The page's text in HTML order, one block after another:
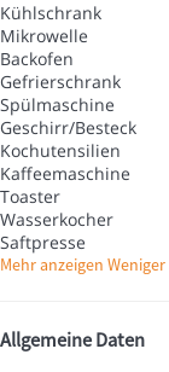
Kühlschrank
Mikrowelle
Backofen
Gefrierschrank
Spülmaschine
Geschirr/Besteck
Kochutensilien
Kaffeemaschine
Toaster
Wasserkocher
Saftpresse
Mehr anzeigen
Allgemeine Daten